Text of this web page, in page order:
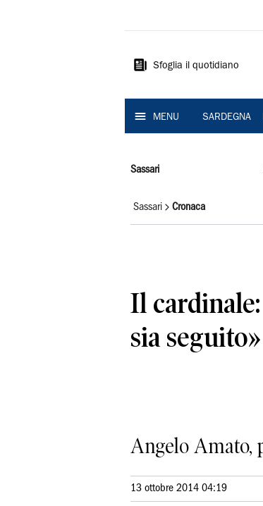
Sardegna
Sfoglia il quotidiano
MENU SARDEGNA
Sassari
Sassari Cronaca
Il
sia seguito»
Angelo Amato,
13 ottobre 2014 04:19